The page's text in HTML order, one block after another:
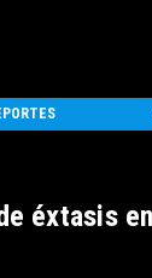
éxtasis